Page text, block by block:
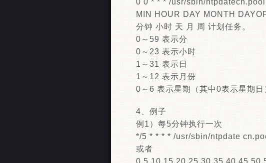
0 0 * * * /usr/sbin/
MIN HOUR DAY MONTH
分钟 小时 天 月 周 计划任务。
0～59 表示分
0～23 表示小时
1～31 表示日
1～12 表示月份
0～6 表示星期（其中0表示星期日
4、例子
例1）每5分钟执行一次
*/5 * * * * /usr/sbin/ntpdate
或者